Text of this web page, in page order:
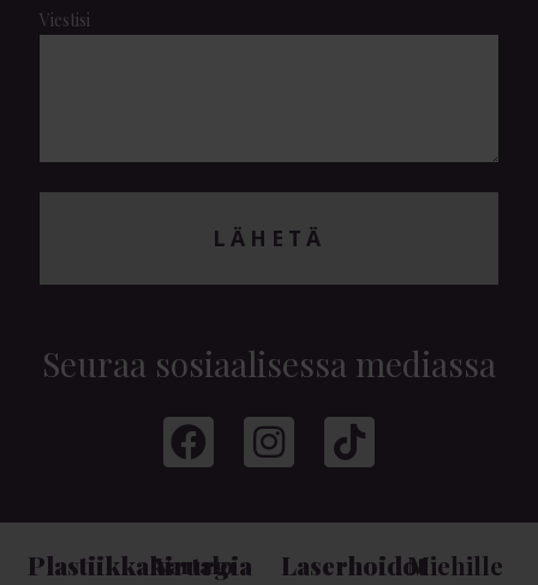
Viestisi
LÄHETÄ
Seuraa sosiaalisessa mediassa
Plastiikkakirurgia
Vartalo LaserhoidotMiehille